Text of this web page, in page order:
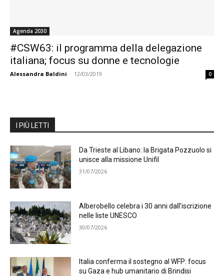
Agenda 2030
#CSW63: il programma della delegazione
italiana; focus su donne e tecnologie
Alessandra Baldini - 12/03/2019 0
I PIÙ LETTI
Da Trieste al Libano: la Brigata Pozzuolo si
unisce alla missione Unifil
31/07/2026
Alberobello celebra i 30 anni dall’iscrizione
nelle liste UNESCO
30/07/2026
Italia conferma il sostegno al WFP: focus
su Gaza e hub umanitario di Brindisi